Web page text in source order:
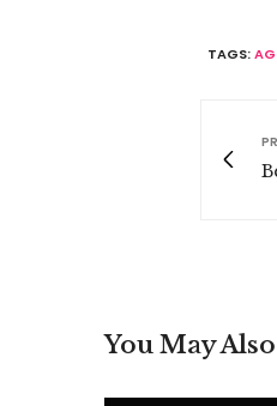
TAGS:
You May